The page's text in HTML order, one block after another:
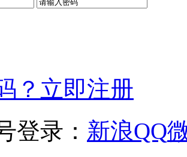
？ 立即注册
登录： 新浪QQ